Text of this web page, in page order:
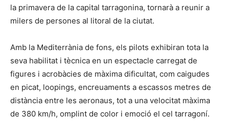
la primavera de la capital tarragonina, tornarà a reunir a
milers de persones al litoral de la ciutat.
Amb la Mediterrània de fons, els pilots exhibiran tota la
seva habilitat i tècnica en un espectacle carregat de
figures i acrobàcies de màxima dificultat, com caigudes
en picat, loopings, encreuaments a escassos metres de
distància entre les aeronaus, tot a una velocitat màxima
de 380 km/h, omplint de color i emoció el cel tarragoní.